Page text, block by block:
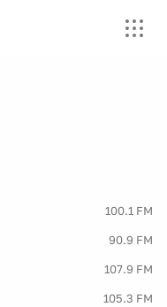
100.1 FM
90.9 FM
107.9 FM
105.3 FM